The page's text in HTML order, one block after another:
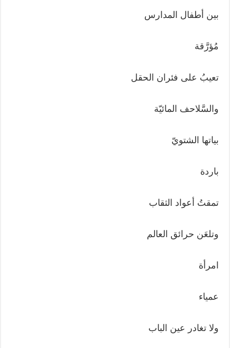
بين أطفال المدارس
مُؤرَّقة
تعيبُ على فئران الحقل
والسَّلاحف المائيّة
بياتها الشتويّ
باردة
تمقتُ أعواد الثقاب
وتلعَن حرائق العالم
امرأة
عمياء
ولا تغادر عين الباب